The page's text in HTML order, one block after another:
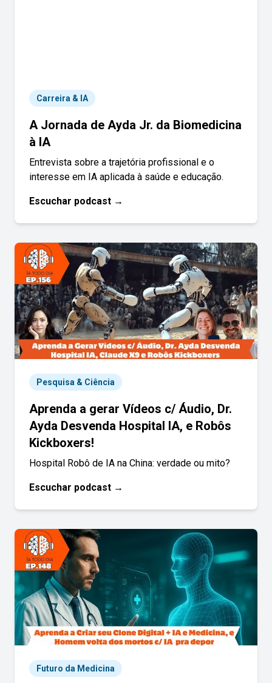
Carreira & IA
A Jornada de Ayda Jr. da Biomedicina
à IA
Entrevista sobre a trajetória profissional e o
interesse em IA aplicada à saúde e educação.
Escuchar podcast →
Pesquisa & Ciência
Aprenda a gerar Vídeos c/ Áudio, Dr.
Ayda Desvenda Hospital IA, e Robôs
Kickboxers!
Hospital Robô de IA na China: verdade ou mito?
Escuchar podcast →
Futuro da Medicina